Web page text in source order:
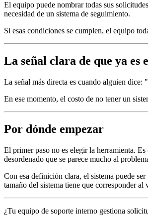
El equipo puede nombrar todas sus
necesidad de un sistema de seguimiento.
Si esas condiciones se cumplen, el equipo
La señal clara de que ya es
La señal más directa es cuando alguien dice:
En ese momento, el costo de no tener un
Por dónde empezar
El primer paso no es elegir la herramienta.
desordenado que se parece mucho al
Con esa definición clara, el sistema puede
tamaño del sistema tiene que corresponder
¿Tu equipo de soporte interno gestiona